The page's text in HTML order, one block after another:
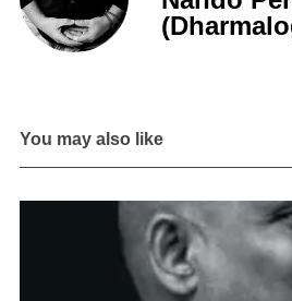
You may also like